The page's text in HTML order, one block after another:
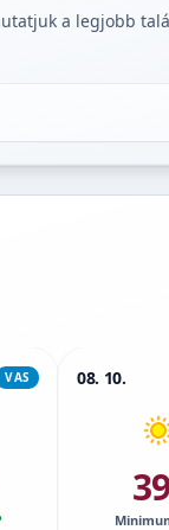
a legjobb
VAS 08. 10.